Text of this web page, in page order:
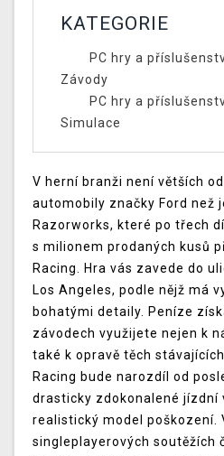
KATEGORIE
PC hry a
Závody
PC hry a
Simulace
V herní branži není větších
automobily značky Ford než
Razorworks, které po třech
s milionem prodaných kusů
Racing. Hra vás zavede do
Los Angeles, podle nějž má
bohatými detaily. Peníze
závodech využijete nejen k
také k opravě těch
Racing bude narozdíl od
drasticky zdokonalené jízdní
realistický model poškození.
singleplayerových soutěžích